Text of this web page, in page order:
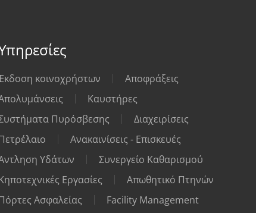
κοινοχρήστων
Αποφράξεις
Καυστήρες
Πυρόσβεσης
Διαχειρίσεις
Ανακαινίσεις - Επισκευές
Υδάτων
Συνεργείο Καθαρισμού
Εργασίες
Απωθητικό Πτηνών
Ασφαλείας
Facility Management